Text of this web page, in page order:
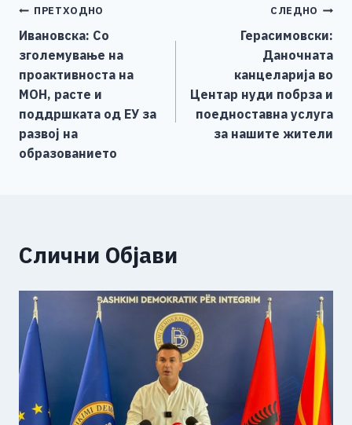
b
o
o
k
n
g
er
Li
n
k
Навигација
на
напис
ПРЕТХОДНО
Ивановска: Со
зголемување на
проактивноста на
МОН, расте и
поддршката од ЕУ за
развој на
образованието
СЛЕДНО
Герасимовски:
Даночната
канцеларија во
Центар нуди побрза и
поедноставна услуга
за нашите жители
Слични Објави